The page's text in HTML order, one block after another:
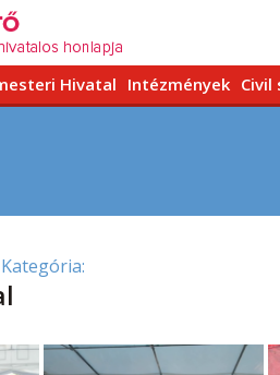
Hivatal Intézmények Civil